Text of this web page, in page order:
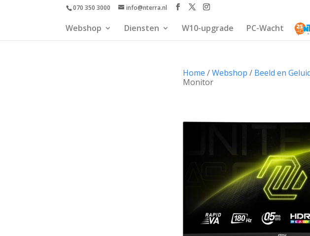
070 350 3000 info@nterra.nl
Webshop Diensten W10-upgrade PC-Wacht
Home /Webshop / Beeld en
Monitor